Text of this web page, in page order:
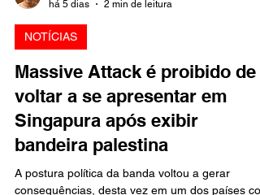
há 5 dias
NOTÍCIAS
Massive Attack é proibido de
voltar a se apresentar em
Singapura após exibir
bandeira palestina